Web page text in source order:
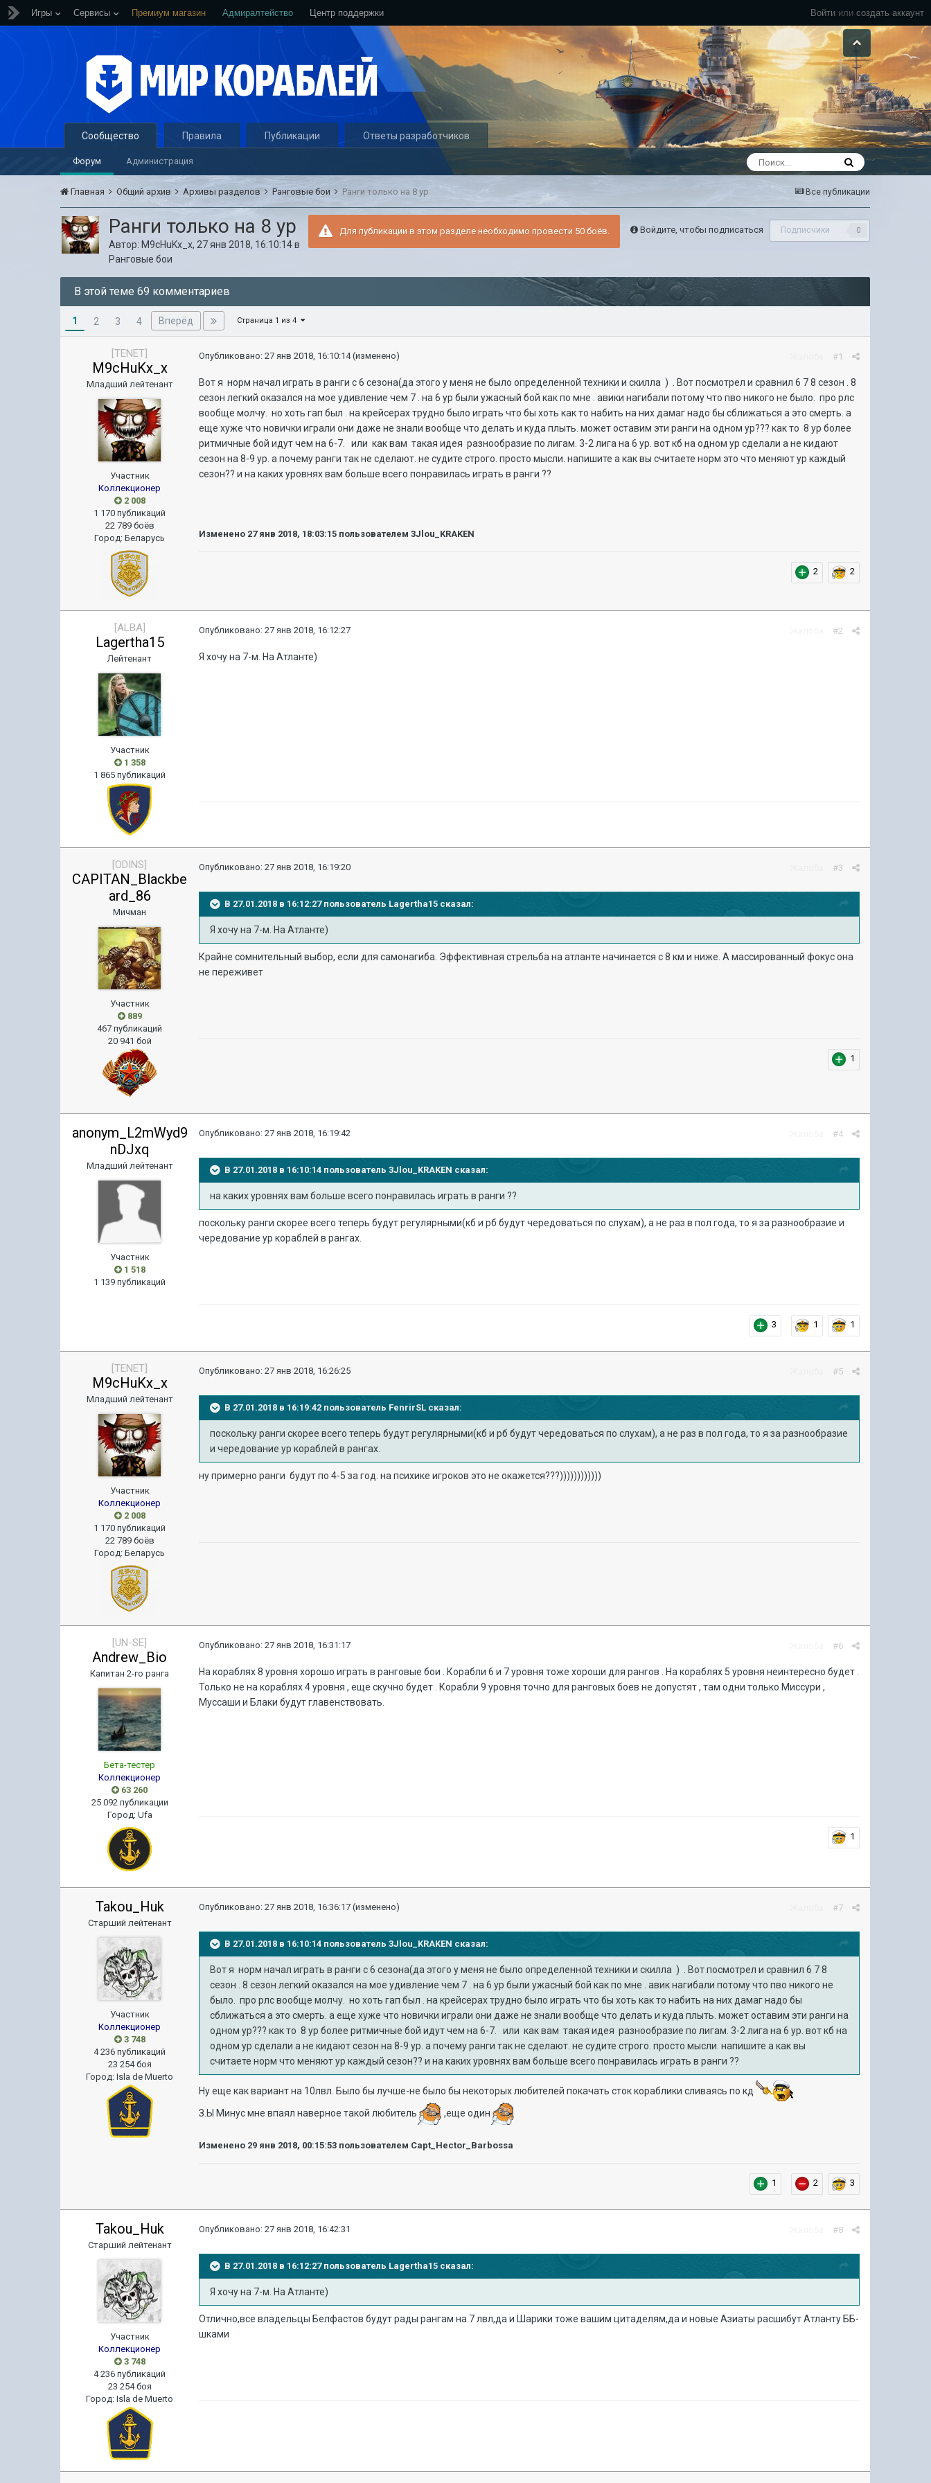
Войти или создать аккаунт
Игры Сервисы Премиум магазин Адмиралтейство Центр поддержки
Сообщество
Форум Администрация
Правила Публикации Ответы разработчиков
Все публикации
Главная Общий архив Архивы разделов Ранговые бои Ранги только на 8 ур
Войдите, чтобы подписаться Подписчики 0
Для публикации в этом разделе необходимо провести 50 боёв.
Ранги только на 8 ур
Автор: M9cHuKx_x, 27 янв 2018, 16:10:14в
Ранговые бои
В этой теме 69 комментариев
1 2 3 4 Вперёд Страница 1 из 4
[TENET]
M9cHuKx_x
Младший лейтенант
Участник
Коллекционер
2 008
1 170 публикаций
22 789 боёв
Город:Беларусь
#1
Опубликовано:27 янв 2018, 16:10:14 (изменено)
Вот я норм начал играть в ранги с 6 сезона(да этого у меня не было определенной техники и скилла ) . Вот посмотрел и сравнил 6 7 8 сезон . 8
сезон легкий оказался на мое удивление чем 7 . на 6 ур были ужасный бой как по мне . авики нагибали потому что пво никого не было. про рлс
вообще молчу. но хоть гап был . на крейсерах трудно было играть что бы хоть как то набить на них дамаг надо бы сближаться а это смерть. а
еще хуже что новички играли они даже не знали вообще что делать и куда плыть. может оставим эти ранги на одном ур??? как то 8 ур более
ритмичные бой идут чем на 6-7. или как вам такая идея разнообразие по лигам. 3-2 лига на 6 ур. вот кб на одном ур сделали а не кидают
сезон на 8-9 ур. а почему ранги так не сделают. не судите строго. просто мысли. напишите а как вы считаете норм это что меняют ур каждый
сезон?? и на каких уровнях вам больше всего понравилась играть в ранги ??
Изменено 27 янв 2018, 18:03:15 пользователем 3Jlou_KRAKEN
2 2
[ALBA]
Lagertha15
Лейтенант
Участник
1 358
1 865 публикаций
#2
Опубликовано:27 янв 2018, 16:12:27
Я хочу на 7-м. На Атланте)
[ODINS]
CAPITAN_Blackbe
ard_86
Мичман
Участник
889
467 публикаций
20 941 бой
#3
Опубликовано:27 янв 2018, 16:19:20
В 27.01.2018 в 16:12:27 пользователь Lagertha15 сказал:
Я хочу на 7-м. На Атланте)
Крайне сомнительный выбор, если для самонагиба. Эффективная стрельба на атланте начинается с 8 км и ниже. А массированный фокус она
не переживет
1
anonym_L2mWyd9
nDJxq
Младший лейтенант
Участник
1 518
1 139 публикаций
#4
Опубликовано:27 янв 2018, 16:19:42
В 27.01.2018 в 16:10:14 пользователь3Jlou_KRAKEN сказал:
на каких уровнях вам больше всего понравилась играть в ранги ??
поскольку ранги скорее всего теперь будут регулярными(кб и рб будут чередоваться по слухам), а не раз в пол года, то я за разнообразие и
чередование ур кораблей в рангах.
3 1 1
[TENET]
M9cHuKx_x
Младший лейтенант
Участник
Коллекционер
2 008
1 170 публикаций
22 789 боёв
Город:Беларусь
#5
Опубликовано:27 янв 2018, 16:26:25
В 27.01.2018 в 16:19:42 пользователь FenrirSL сказал:
поскольку ранги скорее всего теперь будут регулярными(кб и рб будут чередоваться по слухам), а не раз в пол года, то я за разнообразие
и чередование ур кораблей в рангах.
ну примерно ранги будут по 4-5 за год. на психике игроков это не окажется???))))))))))))
[UN-SE]
Andrew_Bio
Капитан 2-го ранга
Бета-тестер
Коллекционер
63 260
25 092 публикации
Город: Ufa
#6
Опубликовано:27 янв 2018, 16:31:17
На кораблях 8 уровня хорошо играть в ранговые бои . Корабли 6 и 7 уровня тоже хороши для рангов . На кораблях 5 уровня неинтересно будет .
Только не на кораблях 4 уровня , еще скучно будет . Корабли 9 уровня точно для ранговых боев не допустят , там одни только Миссури ,
Муссаши и Блаки будут главенствовать.
1
Takou_Huk
Старший лейтенант
Участник
Коллекционер
3 748
4 236 публикаций
23 254 боя
Город:Isla de Muerto
#7
Опубликовано:27 янв 2018, 16:36:17 (изменено)
В 27.01.2018 в 16:10:14 пользователь3Jlou_KRAKEN сказал:
Вот я норм начал играть в ранги с 6 сезона(да этого у меня не было определенной техники и скилла ) . Вот посмотрел и сравнил 6 7 8
сезон . 8 сезон легкий оказался на мое удивление чем 7 . на 6 ур были ужасный бой как по мне . авик нагибали потому что пво никого не
было. про рлс вообще молчу. но хоть гап был . на крейсерах трудно было играть что бы хоть как то набить на них дамаг надо бы
сближаться а это смерть. а еще хуже что новички играли они даже не знали вообще что делать и куда плыть. может оставим эти ранги на
одном ур??? как то 8 ур более ритмичные бой идут чем на 6-7. или как вам такая идея разнообразие по лигам. 3-2 лига на 6 ур. вот кб на
одном ур сделали а не кидают сезон на 8-9 ур. а почему ранги так не сделают. не судите строго. просто мысли. напишите а как вы
считаете норм что меняют ур каждый сезон?? и на каких уровнях вам больше всего понравилась играть в ранги ??
Ну еще как вариант на 10лвл. Было бы лучше-не было бы некоторых любителей покачать сток кораблики сливаясь по кд
З.Ы Минус мне впаял наверное такой любитель
,еще один
Изменено 29 янв 2018, 00:15:53 пользователем Capt_Hector_Barbossa
1 2 3
Takou_Huk
Старший лейтенант
Участник
Коллекционер
3 748
4 236 публикаций
23 254 боя
Город:Isla de Muerto
#8
Опубликовано:27 янв 2018, 16:42:31
В 27.01.2018 в 16:12:27 пользователь Lagertha15 сказал:
Я хочу на 7-м. На Атланте)
Отлично,все владельцы Белфастов будут рады рангам на 7 лвл,да и Шарики тоже вашим цитаделям,да и новые Азиаты расшибут Атланту ББ-
шками